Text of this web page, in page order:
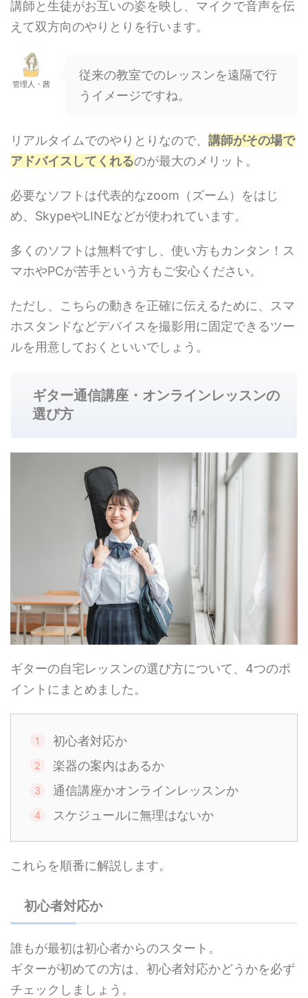
講師と生徒がお互いの姿を映し、マイクで音声を伝
えて双方向のやりとりを行います。
管理人・茜
従来の教室でのレッスンを遠隔で行
うイメージですね。
リアルタイムでのやりとりなので、 講師がその場で
アドバイスしてくれるのが最大のメリット。
必要なソフトは代表的なzoom（ズーム）をはじ
め、SkypeやLINEなどが使われています。
多くのソフトは無料ですし、使い方もカンタン！ス
マホやPCが苦手という方もご安心ください。
ただし、こちらの動きを正確に伝えるために、スマ
ホスタンドなどデバイスを撮影用に固定できるツー
ルを用意しておくといいでしょう。
ギター通信講座・オンラインレッスンの
選び方
ギターの自宅レッスンの選び方について、4つのポ
イントにまとめました。
初心者対応か
楽器の案内はあるか
通信講座かオンラインレッスンか
スケジュールに無理はないか
これらを順番に解説します。
初心者対応か
誰もが最初は初心者からのスタート。
ギターが初めての方は、初心者対応かどうかを必ず
チェックしましょう。